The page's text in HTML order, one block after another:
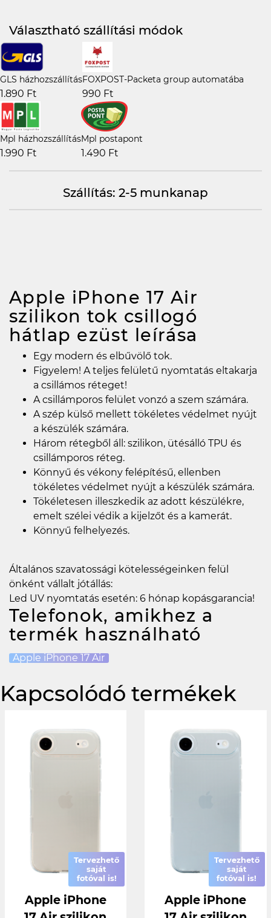
Választható szállítási módok
GLS házhozszállítás
1.890 Ft
FOXPOST-Packeta group automatába
990 Ft
Mpl házhozszállítás
1.990 Ft
Mpl postapont
1.490 Ft
Szállítás: 2-5 munkanap
Apple iPhone 17 Air
szilikon tok csillogó
hátlap ezüst leírása
Egy modern és elbűvölő tok.
Figyelem! A teljes felületű nyomtatás eltakarja
a csillámos réteget!
A csillámporos felület vonzó a szem számára.
A szép külső mellett tökéletes védelmet nyújt
a készülék számára.
Három rétegből áll: szilikon, ütésálló TPU és
csillámporos réteg.
Könnyű és vékony felépítésű, ellenben
tökéletes védelmet nyújt a készülék számára.
Tökéletesen illeszkedik az adott készülékre,
emelt szélei védik a kijelzőt és a kamerát.
Könnyű felhelyezés.
Általános szavatossági kötelességeinken felül
önként vállalt jótállás:
Led UV nyomtatás esetén: 6 hónap kopásgarancia!
Telefonok, amikhez a
termék használható
Apple iPhone 17 Air
Kapcsolódó termékek
Tervezhető
saját
fotóval is!
Apple iPhone
Tervezhető
saját
fotóval is!
Apple iPhone